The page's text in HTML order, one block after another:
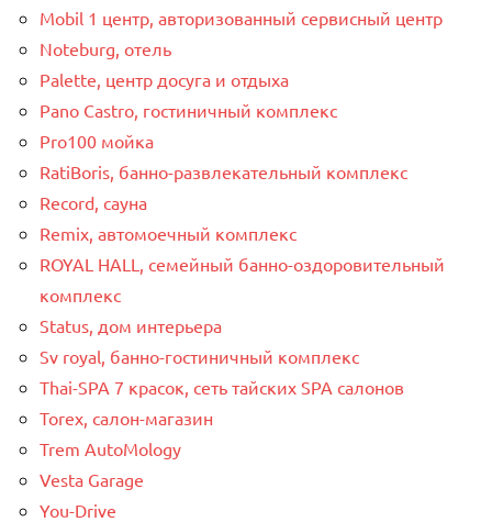
Mobil 1 центр, авторизованный сервисный центр
Noteburg, отель
Palette, центр досуга и отдыха
Pano Castro, гостиничный комплекс
Pro100 мойка
RatiBoris, банно-развлекательный комплекс
Record, сауна
Remix, автомоечный комплекс
ROYAL HALL, семейный банно-оздоровительный
комплекс
Status, дом интерьера
Sv royal, банно-гостиничный комплекс
Thai-SPA 7 красок, сеть тайских SPA салонов
Torex, салон-магазин
Trem AutoMology
Vesta Garage
You-Drive